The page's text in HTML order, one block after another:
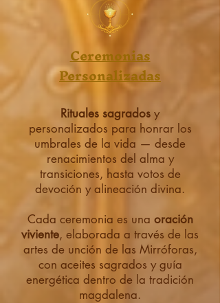
Ceremonias
Personalizadas
Rituales sagrados y
personalizados para honrar los
umbrales de la vida — desde
renacimientos del alma y
transiciones, hasta votos de
devoción y alineación divina.
Cada ceremonia es una oración
viviente, elaborada a través de las
artes de unción de las Mirróforas,
con aceites sagrados y guía
energética dentro de la tradición
magdalena.